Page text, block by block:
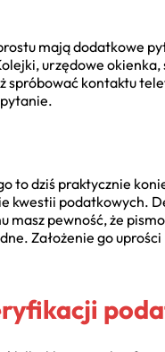
mają dodatkowe
urzędowe
spróbować kontaktu
to dziś praktycznie
kwestii podatkowych.
pewność, że
Założenie go